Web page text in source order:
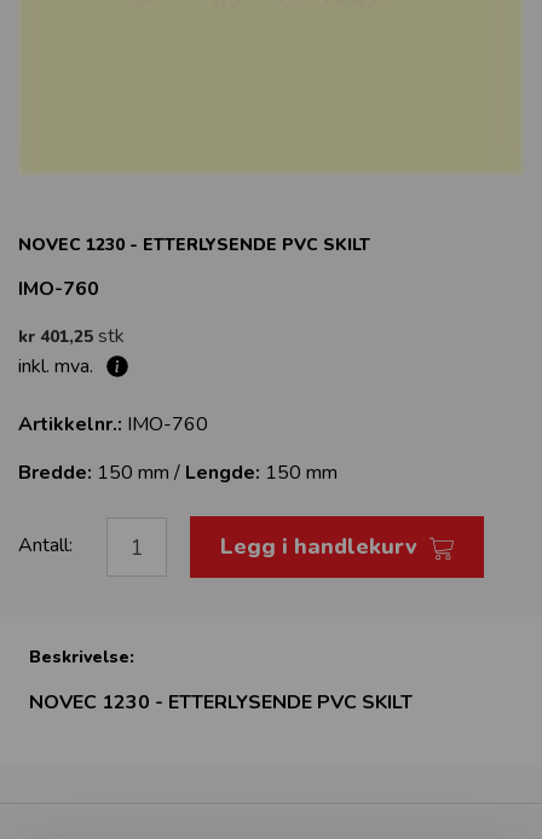
NOVEC 1230 - ETTERLYSENDE PVC SKILT
IMO-760
kr 401,25 stk
inkl. mva.
Artikkelnr.: IMO-760
Bredde: 150 mm / Lengde: 150 mm
Antall: Legg i handlekurv
Beskrivelse:
NOVEC 1230 - ETTERLYSENDE PVC SKILT